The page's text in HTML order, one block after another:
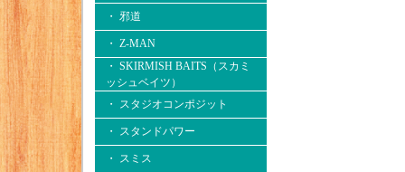
・ 邪道
・ Z-MAN
・ SKIRMISH BAITS（スカミ
ッシュベイツ）
・ スタジオコンポジット
・ スタンドパワー
・ スミス